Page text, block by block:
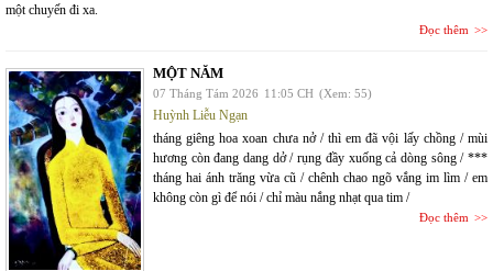
một chuyến đi xa.
Đọc thêm
MỘT NĂM
07 Tháng Tám 2026 11:05 CH (Xem: 55)
Huỳnh Liễu Ngạn
tháng giêng hoa xoan chưa nở / thì em đã vội lấy chồng / mùi
hương còn đang dang dở / rụng đầy xuống cả dòng sông / ***
tháng hai ánh trăng vừa cũ / chênh chao ngõ vắng im lìm / em
không còn gì để nói / chỉ màu nắng nhạt qua tim /
Đọc thêm